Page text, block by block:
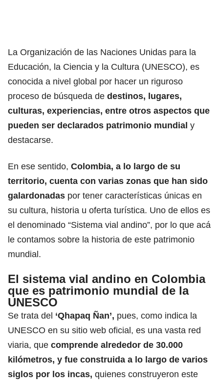
La Organización de las Naciones Unidas para la
Educación, la Ciencia y la Cultura (UNESCO), es
conocida a nivel global por hacer un riguroso
proceso de búsqueda de destinos, lugares,
culturas, experiencias, entre otros aspectos que
pueden ser declarados patrimonio mundial y
destacarse.
En ese sentido, Colombia, a lo largo de su
territorio, cuenta con varias zonas que han sido
galardonadas por tener características únicas en
su cultura, historia u oferta turística. Uno de ellos es
el denominado “Sistema vial andino”, por lo que acá
le contamos sobre la historia de este patrimonio
mundial.
El sistema vial andino en Colombia
que es patrimonio mundial de la
UNESCO
Se trata del ‘Qhapaq Ñan’, pues, como indica la
UNESCO en su sitio web oficial, es una vasta red
viaria, que comprende alrededor de 30.000
kilómetros, y fue construida a lo largo de varios
siglos por los incas, quienes construyeron este